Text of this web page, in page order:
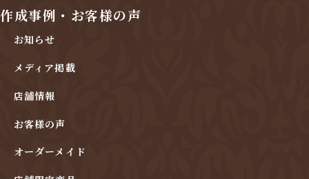
作成事例・お客様の声
お知らせ
メディア掲載
店舗情報
お客様の声
オーダーメイド